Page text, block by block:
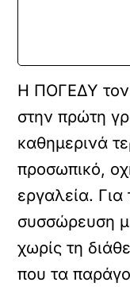
Η ΠΟΓΕΔΥ
στην πρώτη
καθημερινά
προσωπικό,
εργαλεία.
συσσώρευση
χωρίς τη
που τα